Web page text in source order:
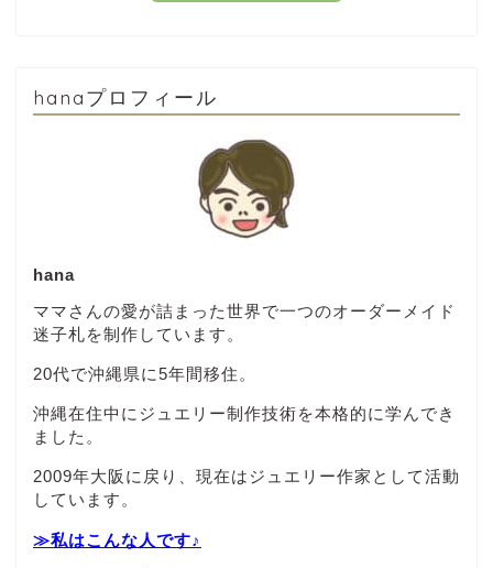
hanaプロフィール
hana
ママさんの愛が詰まった世界で一つのオーダーメイド
迷子札を制作しています。
20代で沖縄県に5年間移住。
沖縄在住中にジュエリー制作技術を本格的に学んでき
ました。
2009年大阪に戻り、現在はジュエリー作家として活動
しています。
≫私はこんな人です♪